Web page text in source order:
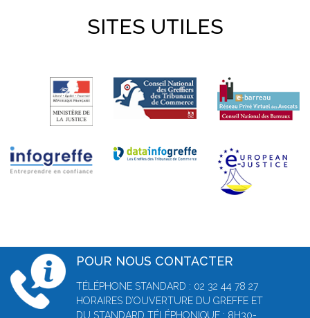
SITES UTILES
POUR NOUS CONTACTER
TÉLÉPHONE STANDARD : 02 32 44 78 27
HORAIRES D’OUVERTURE DU GREFFE ET
DU STANDARD TÉLÉPHONIQUE : 8H30-